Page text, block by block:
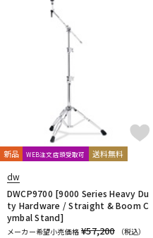
新品 WEB注文店頭受取可 送料無料
dw
DWCP9700 [9000 Series Heavy Du
ty Hardware / Straight & Boom C
ymbal Stand]
メーカー希望小売価格 ¥57,200
（税込）